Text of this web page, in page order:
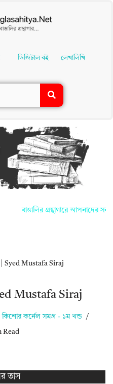
ডিজিটাল বই লেখালিখি
বাঙালির গ্রন্থাগারে আপনাদের সকলকে
Syed Mustafa Siraj
Mustafa Siraj
কিশোর কর্নেল সমগ্র - ১ম খন্ড
Read
তাস